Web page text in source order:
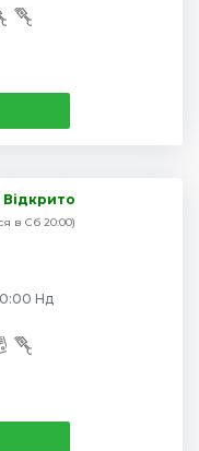
Відкрито
в Сб 20:00)
Нд